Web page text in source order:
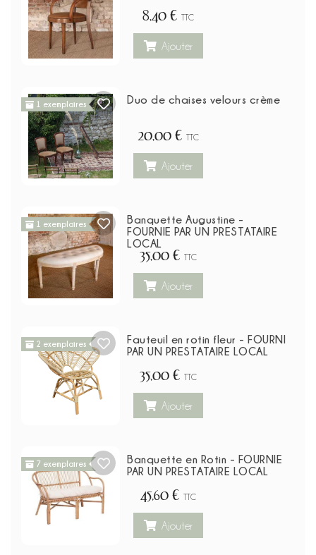
8,40 € TTC
Ajouter
1 exemplaires Duo de chaises velours crème
20,00 € TTC
Ajouter
1 exemplaires
Banquette Augustine -
FOURNIE PAR UN PRESTATAIRE
LOCAL
35,00 € TTC
Ajouter
2 exemplaires
Fauteuil en rotin fleur - FOURNI
PAR UN PRESTATAIRE LOCAL
35,00 € TTC
Ajouter
7 exemplaires
Banquette en Rotin - FOURNIE
PAR UN PRESTATAIRE LOCAL
45,60 € TTC
Ajouter